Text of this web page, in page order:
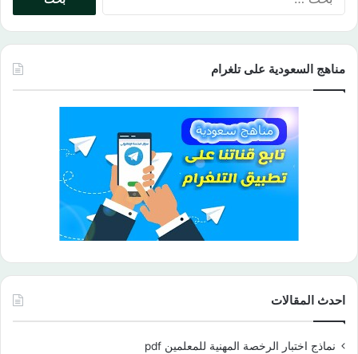
مناهج السعودية على تلغرام
احدث المقالات
نماذج اختبار الرخصة المهنية للمعلمين pdf